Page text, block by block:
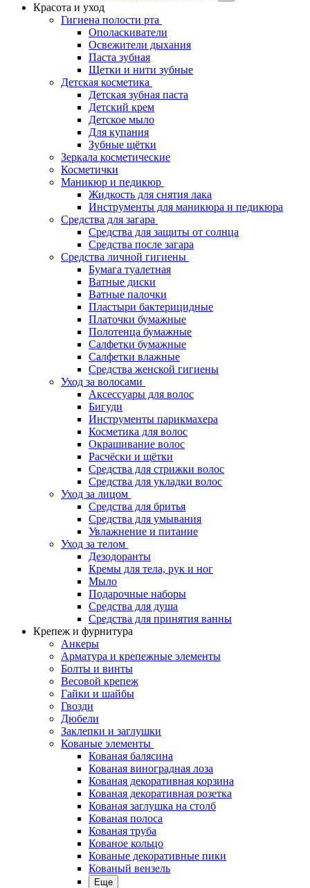
Красота и уход
Гигиена полости рта
Ополаскиватели
Освежители дыхания
Паста зубная
Щетки и нити зубные
Детская косметика
Детская зубная паста
Детский крем
Детское мыло
Для купания
Зубные щётки
Зеркала косметические
Косметички
Маникюр и педикюр
Жидкость для снятия лака
Инструменты для маникюра и педикюра
Средства для загара
Средства для защиты от солнца
Средства после загара
Средства личной гигиены
Бумага туалетная
Ватные диски
Ватные палочки
Пластыри бактерицидные
Платочки бумажные
Полотенца бумажные
Салфетки бумажные
Салфетки влажные
Средства женской гигиены
Уход за волосами
Аксессуары для волос
Бигуди
Инструменты парикмахера
Косметика для волос
Окрашивание волос
Расчёски и щётки
Средства для стрижки волос
Средства для укладки волос
Уход за лицом
Средства для бритья
Средства для умывания
Увлажнение и питание
Уход за телом
Дезодоранты
Кремы для тела, рук и ног
Мыло
Подарочные наборы
Средства для душа
Средства для принятия ванны
Крепеж и фурнитура
Анкеры
Арматура и крепежные элементы
Болты и винты
Весовой крепеж
Гайки и шайбы
Гвозди
Дюбели
Заклепки и заглушки
Кованые элементы
Кованая балясина
Кованая виноградная лоза
Кованая декоративная корзина
Кованая декоративная розетка
Кованая заглушка на столб
Кованая полоса
Кованая труба
Кованое кольцо
Кованые декоративные пики
Кованый вензель
Еще